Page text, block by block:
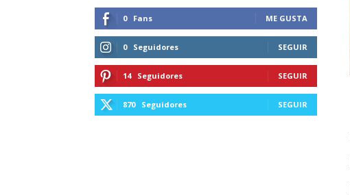
0 Fans ME GUSTA
0 Seguidores SEGUIR
14 Seguidores SEGUIR
870 Seguidores SEGUIR